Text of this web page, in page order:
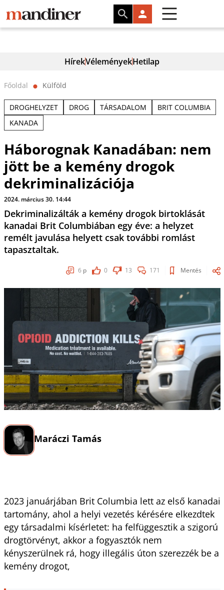
HírekVéleményekHetilap
Főoldal ⬤ Külföld
DROGHELYZET DROG TÁRSADALOM
BRIT COLUMBIA
KANADA
Háborognak Kanadában: nem
jött be a kemény drogok
dekriminalizációja
2024. március 30. 14:44
Dekriminalizálták a kemény drogok birtoklását
kanadai Brit Columbiában egy éve: a helyzet
remélt javulása helyett csak további romlást
tapasztaltak.
6 p 0 13 171 Mentés
Maráczi Tamás
2023 januárjában Brit Columbia lett az első kanadai
tartomány, ahol a helyi vezetés kérésére elkezdtek
egy társadalmi kísérletet: ha felfüggesztik a szigorú
drogtörvényt, akkor a fogyasztók nem
kényszerülnek rá, hogy illegális úton szerezzék be a
kemény drogot,